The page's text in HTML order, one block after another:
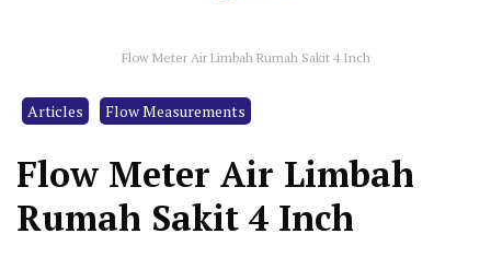
Flow Meter Air Limbah Rumah Sakit 4 Inch
Articles Flow Measurements
Flow Meter Air Limbah
Rumah Sakit 4 Inch